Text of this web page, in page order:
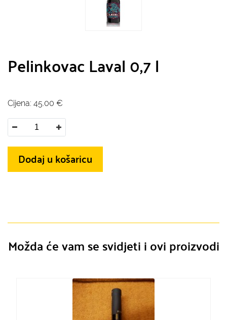
Pelinkovac Laval 0,7 l
Cijena: 45.00 €
Dodaj u košaricu
Možda će vam se svidjeti i ovi proizvodi